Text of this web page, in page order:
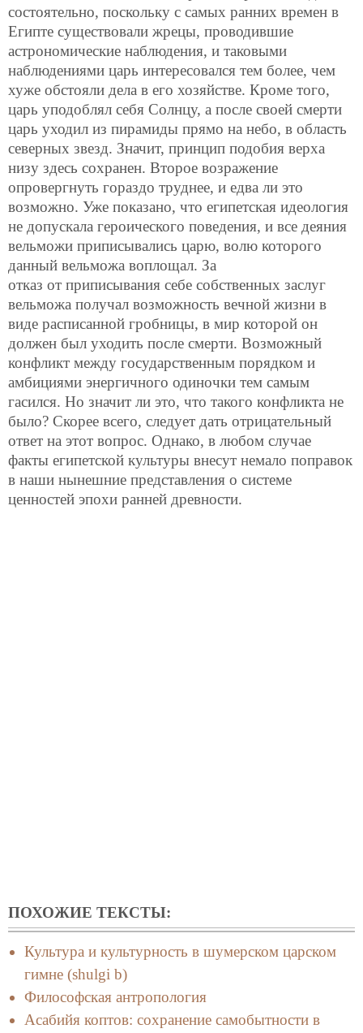
состоятельно, поскольку с самых ранних времен в
Египте существовали жрецы, проводившие
астрономические наблюдения, и таковыми
наблюдениями царь интересовался тем более, чем
хуже обстояли дела в его хозяйстве. Кроме того,
царь уподоблял себя Солнцу, а после своей смерти
царь уходил из пирамиды прямо на небо, в область
северных звезд. Значит, принцип подобия верха
низу здесь сохранен. Второе возражение
опровергнуть гораздо труднее, и едва ли это
возможно. Уже показано, что египетская идеология
не допускала героического поведения, и все деяния
вельможи приписывались царю, волю которого
данный вельможа воплощал. За
отказ от приписывания себе собственных заслуг
вельможа получал возможность вечной жизни в
виде расписанной гробницы, в мир которой он
должен был уходить после смерти. Возможный
конфликт между государственным порядком и
амбициями энергичного одиночки тем самым
гасился. Но значит ли это, что такого конфликта не
было? Скорее всего, следует дать отрицательный
ответ на этот вопрос. Однако, в любом случае
факты египетской культуры внесут немало поправок
в наши нынешние представления о системе
ценностей эпохи ранней древности.
ПОХОЖИЕ ТЕКСТЫ:
Культура и культурность в шумерском царском
гимне (shulgi b)
Философская антропология
Асабийя коптов: сохранение самобытности в